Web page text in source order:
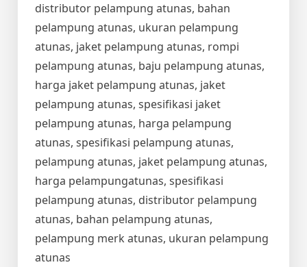
distributor pelampung atunas, bahan
pelampung atunas, ukuran pelampung
atunas, jaket pelampung atunas, rompi
pelampung atunas, baju pelampung atunas,
harga jaket pelampung atunas, jaket
pelampung atunas, spesifikasi jaket
pelampung atunas, harga pelampung
atunas, spesifikasi pelampung atunas,
pelampung atunas, jaket pelampung atunas,
harga pelampungatunas, spesifikasi
pelampung atunas, distributor pelampung
atunas, bahan pelampung atunas,
pelampung merk atunas, ukuran pelampung
atunas